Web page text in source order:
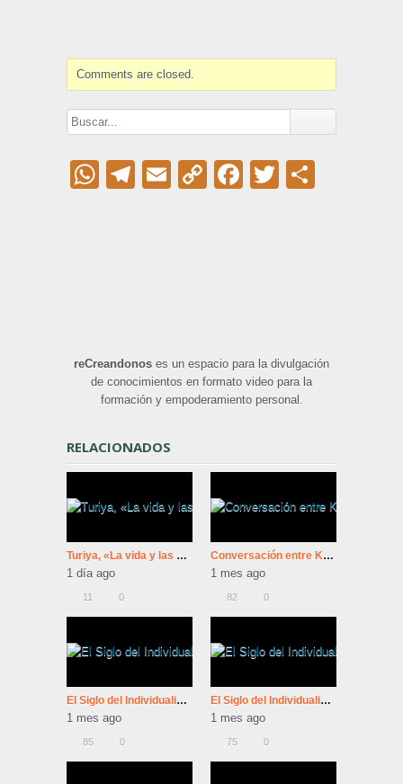
Comments are closed.
WhatsApp
Telegram
EmailCopyFacebook
Twitter
reCreandonos es un espacio para la divulgación
de conocimientos en formato video para la
formación y empoderamiento personal.
RELACIONADOS
Turiya, «La vida y las enseñanzas de Ramana Maharshi»
1 día ago
11 0
Conversación entre Krishnamurti y Bernard Levin (BBC-1981)
1 mes ago
82 0
El Siglo del Individualismo: 4º Máquinas De Felicidad
1 mes ago
85 0
El Siglo del Individualismo: 3º Máquinas De Felicidad
1 mes ago
75 0